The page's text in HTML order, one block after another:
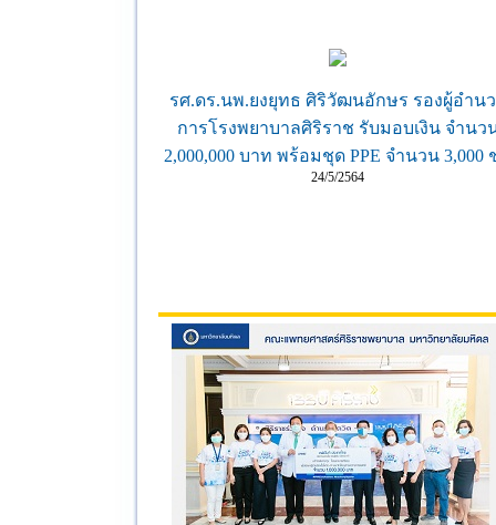
รศ.ดร.นพ.ยงยุทธ ศิริวัฒนอักษร รองผู้อำน
การโรงพยาบาลศิริราช รับมอบเงิน จำนว
2,000,000 บาท พร้อมชุด PPE จำนวน 3,000
24/5/2564